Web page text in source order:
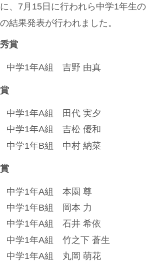
、7月15日に行われら中学1年生
結果発表が行われました。
賞
中学1年A組 吉野 由真
中学1年A組 田代 実夕
中学1年A組 吉松 優和
中学1年B組 中村 納菜
中学1年A組 本園 尊
中学1年B組 岡本 力
中学1年A組 石井 希依
中学1年A組 竹之下 蒼生
中学1年A組 丸岡 萌花